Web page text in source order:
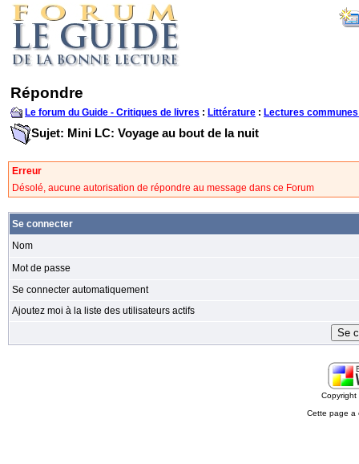
Répondre
Le forum du Guide - Critiques de livres : Littérature : Lectures
Sujet: Mini LC: Voyage au bout de la nuit
Erreur
Désolé, aucune autorisation de répondre au message dans ce Forum
Se connecter
Nom
Mot de passe
Se connecter automatiquement
Ajoutez moi à la liste des utilisateurs actifs
Cette page a